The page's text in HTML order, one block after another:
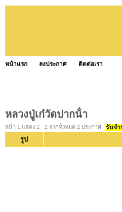
หน้าแรก ลงประกาศ ติดต่อเรา
หลวงปู่เก๋วัดปากน้ํา
หน้า 1 แสดง 1 - 2 จากทั้งหมด 2 ประกาศ รับจำ
รูป